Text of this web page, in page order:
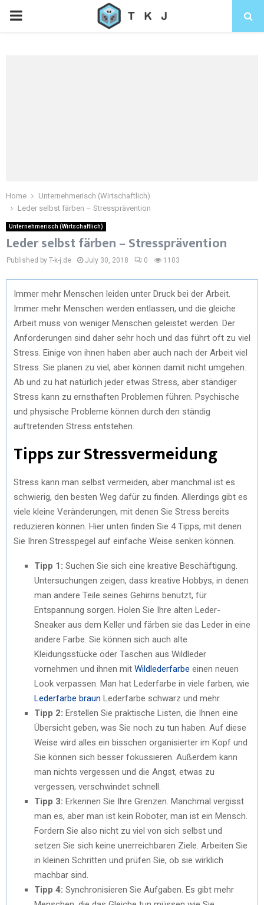
Home
Unternehmerisch (Wirtschaftlich)
Leder selbst färben – Stressprävention
Unternehmerisch (Wirtschaftlich)
Leder selbst färben – Stressprävention
Published by T-k-j.de July 30, 2018 0 1103
Immer mehr Menschen leiden unter Druck bei der Arbeit.
Immer mehr Menschen werden entlassen, und die gleiche
Arbeit muss von weniger Menschen geleistet werden. Der
Anforderungen sind daher sehr hoch und das führt oft zu viel
Stress. Einige von ihnen haben aber auch nach der Arbeit viel
Stress. Sie planen zu viel, aber können damit nicht umgehen.
Ab und zu hat natürlich jeder etwas Stress, aber ständiger
Stress kann zu ernsthaften Problemen führen. Psychische
und physische Probleme können durch den ständig
auftretenden Stress entstehen.
Tipps zur Stressvermeidung
Stress kann man selbst vermeiden, aber manchmal ist es
schwierig, den besten Weg dafür zu finden. Allerdings gibt es
viele kleine Veränderungen, mit denen Sie Stress bereits
reduzieren können. Hier unten finden Sie 4 Tipps, mit denen
Sie Ihren Stresspegel auf einfache Weise senken können.
Tipp 1: Suchen Sie sich eine kreative Beschäftigung.
Untersuchungen zeigen, dass kreative Hobbys, in denen
man andere Teile seines Gehirns benutzt, für
Entspannung sorgen. Holen Sie Ihre alten Leder-
Sneaker aus dem Keller und färben sie das Leder in eine
andere Farbe. Sie können sich auch alte
Kleidungsstücke oder Taschen aus Wildleder
vornehmen und ihnen mit Wildlederfarbe einen neuen
Look verpassen. Man hat Lederfarbe in viele farben, wie
Lederfarbe braun Lederfarbe schwarz und mehr.
Tipp 2: Erstellen Sie praktische Listen, die Ihnen eine
Übersicht geben, was Sie noch zu tun haben. Auf diese
Weise wird alles ein bisschen organisierter im Kopf und
Sie können sich besser fokussieren. Außerdem kann
man nichts vergessen und die Angst, etwas zu
vergessen, verschwindet schnell.
Tipp 3: Erkennen Sie Ihre Grenzen. Manchmal vergisst
man es, aber man ist kein Roboter, man ist ein Mensch.
Fordern Sie also nicht zu viel von sich selbst und
setzen Sie sich keine unerreichbaren Ziele. Arbeiten Sie
in kleinen Schritten und prüfen Sie, ob sie wirklich
machbar sind.
Tipp 4: Synchronisieren Sie Aufgaben. Es gibt mehr